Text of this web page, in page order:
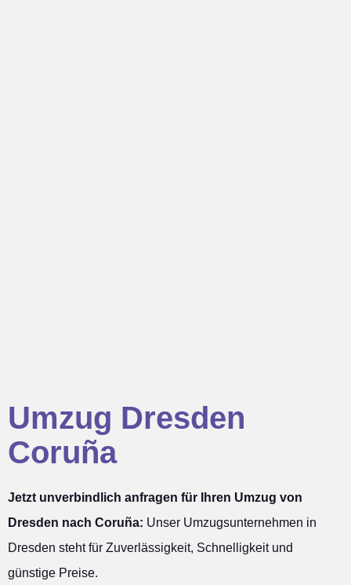
Umzug Dresden
Coruña
Jetzt unverbindlich anfragen für Ihren Umzug von
Dresden nach Coruña: Unser Umzugsunternehmen in
Dresden steht für Zuverlässigkeit, Schnelligkeit und
günstige Preise.